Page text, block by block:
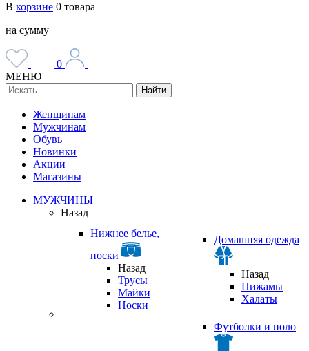
В корзине 0 товара
на сумму
0
МЕНЮ
Найти
Женщинам
Мужчинам
Обувь
Новинки
Акции
Магазины
МУЖЧИНЫ
Назад
Нижнее белье,
носки
Назад
Трусы
Майки
Носки
Домашняя одежда
Назад
Пижамы
Халаты
Футболки и поло